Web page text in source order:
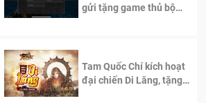
gửi tặng game thủ bộ
Tam Quốc Chí kích hoạt
đại chiến Di Lăng, tặng